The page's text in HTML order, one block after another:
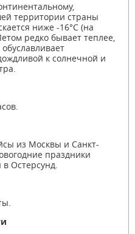
территории страны
ниже -16°C (на
редко бывает теплее,
к солнечной и
из Москвы и Санкт-
праздники
Остерсунд.